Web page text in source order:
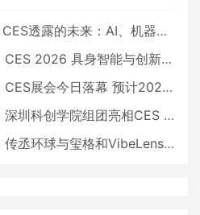
CES透露的未来：AI、机器人与智能生活大爆发
CES 2026 具身智能与创新领域 中国公司大放异彩
CES展会今日落幕 预计2026行业收入将超五千亿美元
深圳科创学院组团亮相CES 广受好评
传丞环球与玺格和VibeLens共同推出全新耳机